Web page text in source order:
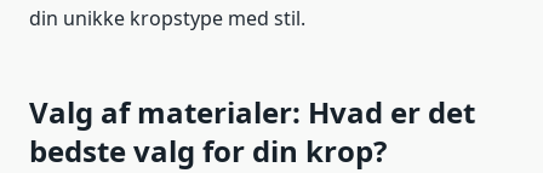
din unikke kropstype med stil.
Valg af materialer: Hvad er det
bedste valg for din krop?